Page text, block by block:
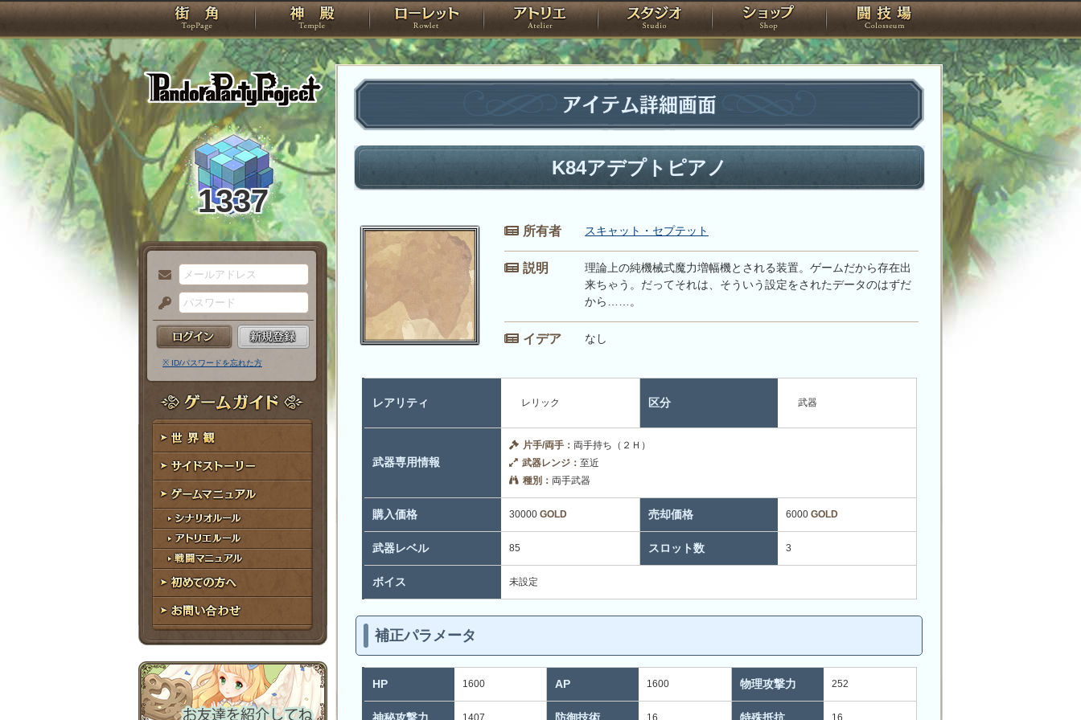
PandoraPartyProject
TOP 神殿 ローレット アトリエ スタジオ ショップ 闘技場
1337
メ
ー
ル
ア
ド
レ
ス
パ
ス
ー
ド
※ ID/パスワードを忘れた方
ゲームガイド
世界観
サイドストーリー
ゲームマニュアル
シナリオルール
アトリエルール
戦闘マニュアル
初めての方へ
お問い合わせ
アイテム詳細画面
K84アデプトピアノ
所有者 スキャット・セプテット
説明
理論上の純機械式魔力増幅機とされる装置。ゲームだから存在出
来ちゃう。だってそれは、そういう設定をされたデータのはずだ
から……。
イデア なし
レアリティ レリック 区分 武器
武器専用情報
片手/両手： 両手持ち（２Ｈ）
武器レンジ： 至近
種別： 両手武器
購入価格 30000 GOLD 売却価格 6000 GOLD
武器レベル 85 スロット数 3
ボイス 未設定
補正パラメータ
HP 1600 AP 1600 物理攻撃力 252
1407 16 16